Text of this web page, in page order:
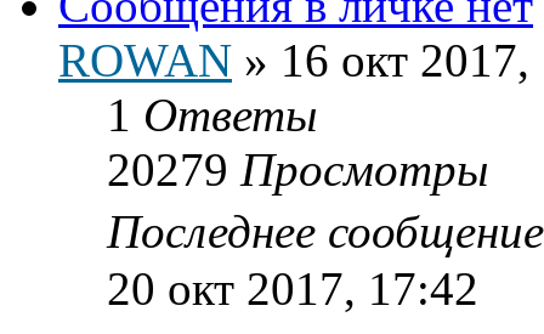
ROWAN » 16 окт
1 Ответы
20279 Просмотры
Последнее
20 окт 2017, 17:42